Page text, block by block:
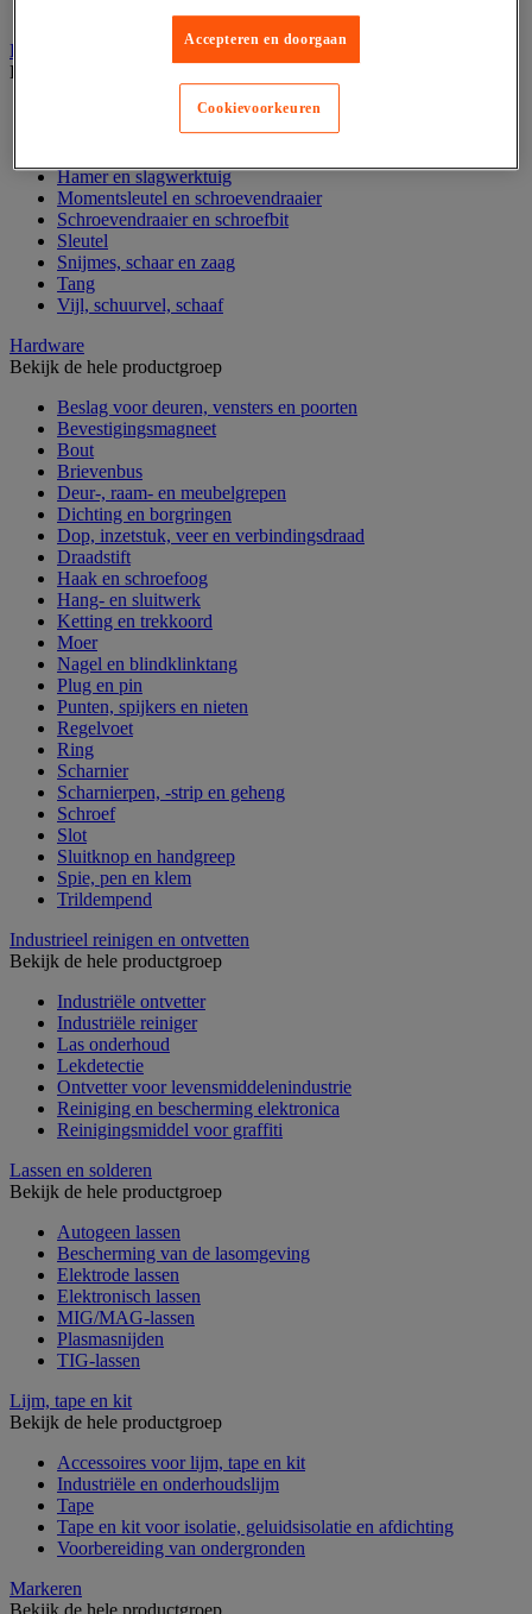
Handgereedschap
Bekijk de hele productgroep
Bankschroef, extractor en klem
Hamer en slagwerktuig
Momentsleutel en schroevendraaier
Schroevendraaier en schroefbit
Sleutel
Snijmes, schaar en zaag
Tang
Vijl, schuurvel, schaaf
Hardware
Bekijk de hele productgroep
Beslag voor deuren, vensters en poorten
Bevestigingsmagneet
Bout
Brievenbus
Deur-, raam- en meubelgrepen
Dichting en borgringen
Dop, inzetstuk, veer en verbindingsdraad
Draadstift
Haak en schroefoog
Hang- en sluitwerk
Ketting en trekkoord
Moer
Nagel en blindklinktang
Plug en pin
Punten, spijkers en nieten
Regelvoet
Ring
Scharnier
Scharnierpen, -strip en geheng
Schroef
Slot
Sluitknop en handgreep
Spie, pen en klem
Trildempend
Industrieel reinigen en ontvetten
Bekijk de hele productgroep
Industriële ontvetter
Industriële reiniger
Las onderhoud
Lekdetectie
Ontvetter voor levensmiddelenindustrie
Reiniging en bescherming elektronica
Reinigingsmiddel voor graffiti
Lassen en solderen
Bekijk de hele productgroep
Autogeen lassen
Bescherming van de lasomgeving
Elektrode lassen
Elektronisch lassen
MIG/MAG-lassen
Plasmasnijden
TIG-lassen
Lijm, tape en kit
Bekijk de hele productgroep
Accessoires voor lijm, tape en kit
Industriële en onderhoudslijm
Tape
Tape en kit voor isolatie, geluidsisolatie en afdichting
Voorbereiding van ondergronden
Markeren
Bekijk de hele productgroep
Accepteren en doorgaan
Cookievoorkeuren